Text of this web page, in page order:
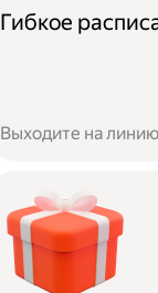
Гибкое
Выходите на